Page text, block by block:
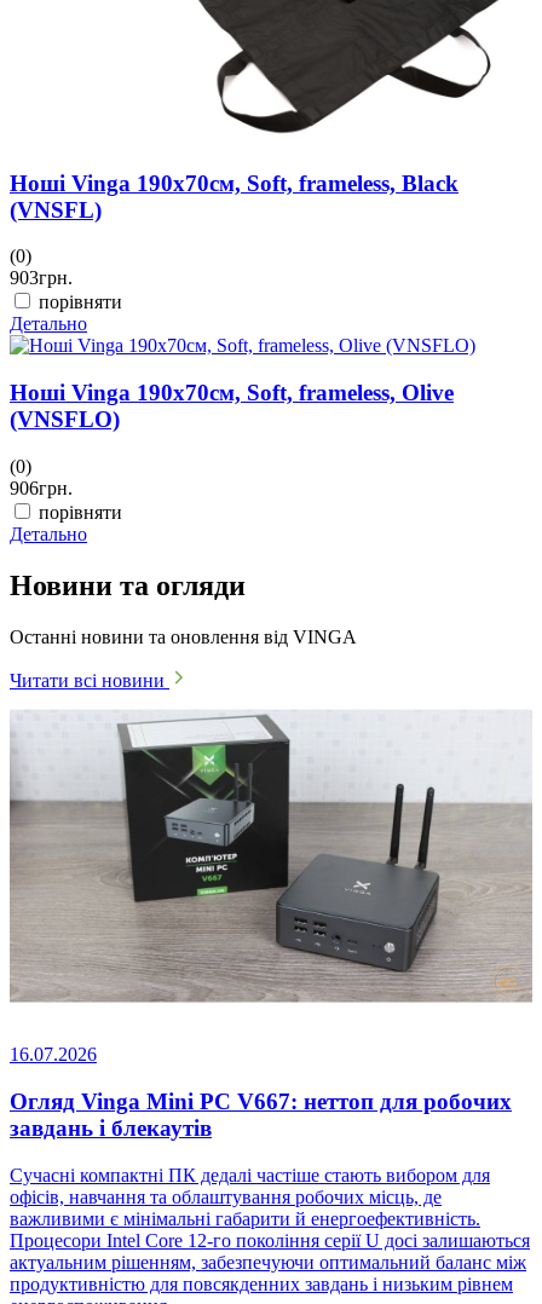
Ноші Vinga 190х70см, Soft, frameless, Black
(VNSFL)
(0)
903грн.
порівняти
Детально
Ноші Vinga 190х70см, Soft, frameless, Olive
(VNSFLO)
(0)
906грн.
порівняти
Детально
Новини та огляди
Останні новини та оновлення від VINGA
Читати всі новини
16.07.2026
Огляд Vinga Mini PC V667: неттоп для робочих
завдань і блекаутів
Сучасні компактні ПК дедалі частіше стають вибором для
офісів, навчання та облаштування робочих місць, де
важливими є мінімальні габарити й енергоефективність.
Процесори Intel Core 12-го покоління серії U досі залишаються
актуальним рішенням, забезпечуючи оптимальний баланс між
продуктивністю для повсякденних завдань і низьким рівнем